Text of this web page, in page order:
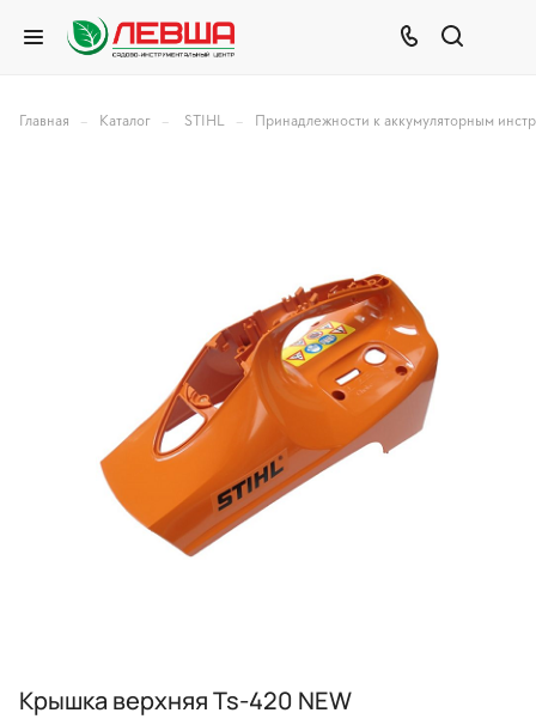
Главная – Каталог – STIHL – Принадлежности к аккумуляторным
Крышка верхняя Ts-420 NEW